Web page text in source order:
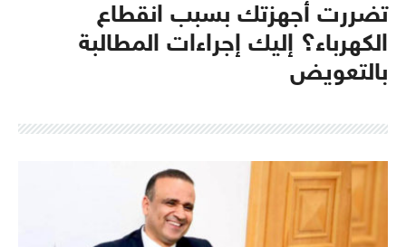
تضررت أجهزتك بسبب انقطاع
الكهرباء؟ إليك إجراءات المطالبة
بالتعويض